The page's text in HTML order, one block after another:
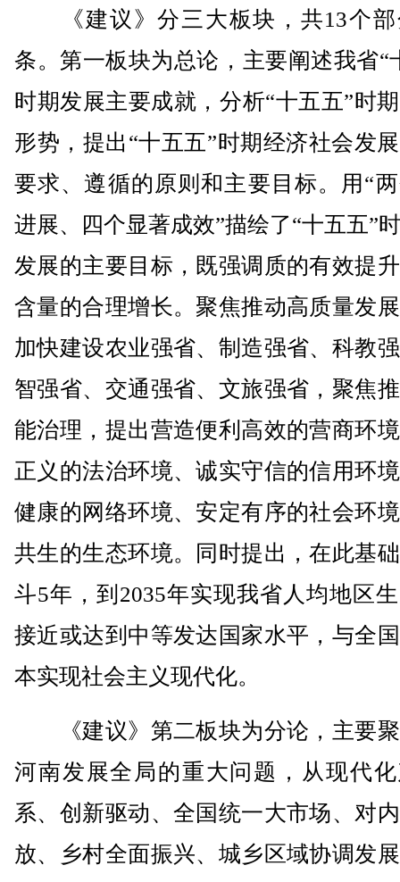
《建议》分三大板块，共13个部
条。第一板块为总论，主要阐述我省“
时期发展主要成就，分析“十五五”时
形势，提出“十五五”时期经济社会发
要求、遵循的原则和主要目标。用“
进展、四个显著成效”描绘了“十五五”
发展的主要目标，既强调质的有效提
含量的合理增长。聚焦推动高质量发
加快建设农业强省、制造强省、科教
智强省、交通强省、文旅强省，聚焦
能治理，提出营造便利高效的营商环
正义的法治环境、诚实守信的信用环
健康的网络环境、安定有序的社会环
共生的生态环境。同时提出，在此基
斗5年，到2035年实现我省人均地区
接近或达到中等发达国家水平，与全
本实现社会主义现代化。
《建议》第二板块为分论，主要
河南发展全局的重大问题，从现代
系、创新驱动、全国统一大市场、对
放、乡村全面振兴、城乡区域协调发